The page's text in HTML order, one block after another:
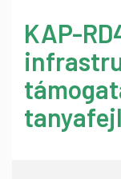
KAP-